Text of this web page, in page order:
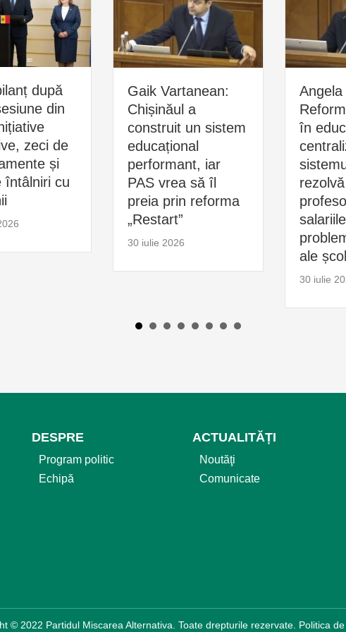
după
din
zeci de
și
întâlniri cu
Gaik Vartanean:
Chișinăul a
construit un sistem
educațional
performant, iar
PAS vrea să îl
preia prin reforma
„Restart”
30 iulie 2026
în
ale
30 iulie
DESPRE
Program politic
Echipă
ACTUALITĂȚI
Noutăţi
Comunicate
© 2022 Partidul Miscarea Alternativa. Toate drepturile rezervate. Politica